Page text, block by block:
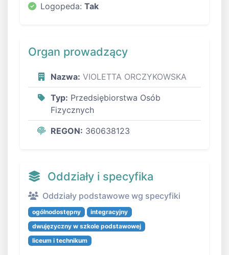
Logopeda: Tak
Organ prowadzący
Nazwa: VIOLETTA ORCZYKOWSKA
Typ: Przedsiębiorstwa Osób
Fizycznych
REGON: 360638123
Oddziały i specyfika
Oddziały podstawowe wg specyfiki
ogólnodostępny
integracyjny
dwujęzyczny w szkole podstawowej
liceum i technikum